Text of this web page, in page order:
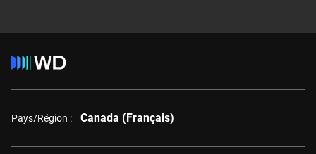
Pays/Région : Canada (Français)